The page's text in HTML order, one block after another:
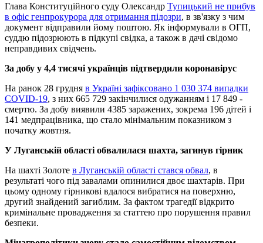
Глава Конституційного суду Олександр Тупицький не прибув
в офіс генпрокурора для отримання підозри, в зв'язку з чим
документ відправили йому поштою. Як інформували в ОГП,
суддю підозрюють в підкупі свідка, а також в дачі свідомо
неправдивих свідчень.
За добу у 4,4 тисячі українців підтвердили коронавірус
На ранок 28 грудня в Україні зафіксовано 1 030 374 випадки
COVID-19, з них 665 729 закінчилися одужанням і 17 849 -
смертю. За добу виявили 4385 заражених, зокрема 196 дітей і
141 медпрацівника, що стало мінімальним показником з
початку жовтня.
У Луганській області обвалилася шахта, загинув гірник
На шахті Золоте в Луганській області стався обвал, в
результаті чого під завалами опинилися двоє шахтарів. При
цьому одному гірникові вдалося вибратися на поверхню,
другий знайдений загиблим. За фактом трагедії відкрито
кримінальне провадження за статтею про порушення правил
безпеки.